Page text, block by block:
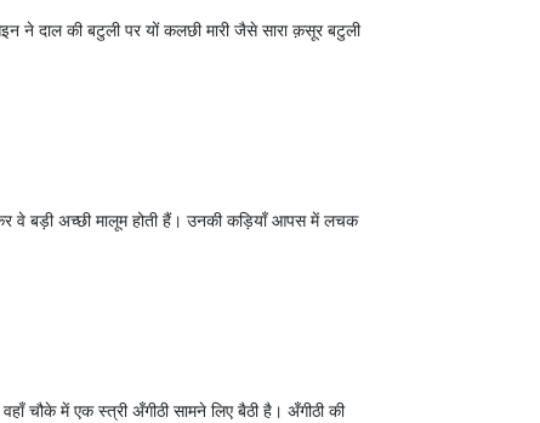
ने दाल की बटुली पर यों कलछी मारी जैसे सारा क़सूर बटुली
वे बड़ी अच्छी मालूम होती हैं। उनकी कड़ियाँ आपस में लचक
चौके में एक स्त्री अँगीठी सामने लिए बैठी है। अँगीठी की